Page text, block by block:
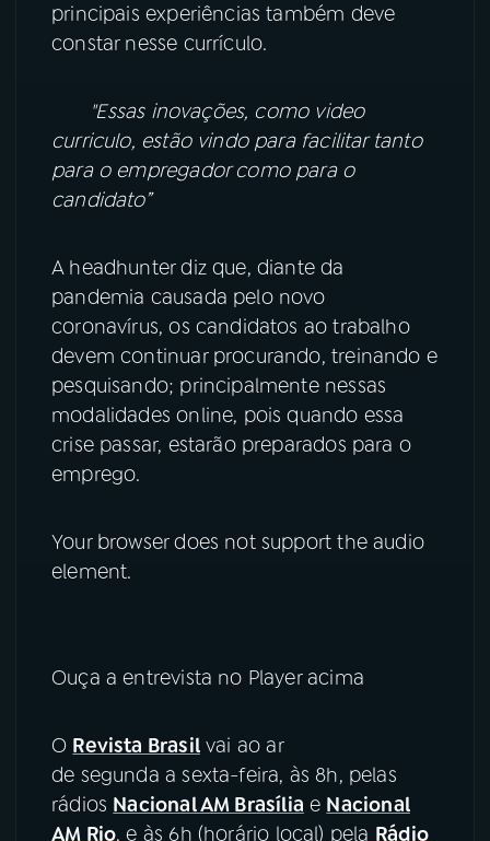
principais experiências também deve
constar nesse currículo.
"Essas inovações, como video
curriculo, estão vindo para facilitar tanto
para o empregador como para o
candidato”
A headhunter diz que, diante da
pandemia causada pelo novo
coronavírus, os candidatos ao trabalho
devem continuar procurando, treinando e
pesquisando; principalmente nessas
modalidades online, pois quando essa
crise passar, estarão preparados para o
emprego.
Your browser does not support the audio
element.
Ouça a entrevista no Player acima
O Revista Brasilvai ao ar
de segunda a sexta-feira, às 8h, pelas
rádios Nacional AM Brasília e Nacional
AM Rio, e às 6h (horário local) pela Rádio